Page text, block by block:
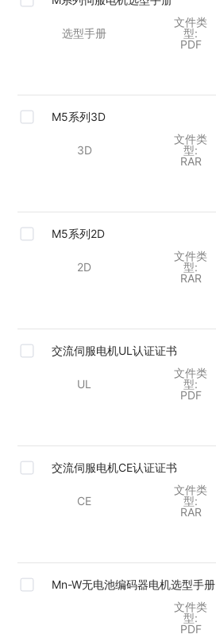
选型手册
文件类
型:
PDF
M5系列3D
3D
文件类
型:
RAR
M5系列2D
2D
文件类
型:
RAR
交流伺服电机UL认证证书
UL
文件类
型:
PDF
交流伺服电机CE认证证书
CE
文件类
型:
RAR
Mn-W无电池编码器电机选型手册
文件类
型:
PDF